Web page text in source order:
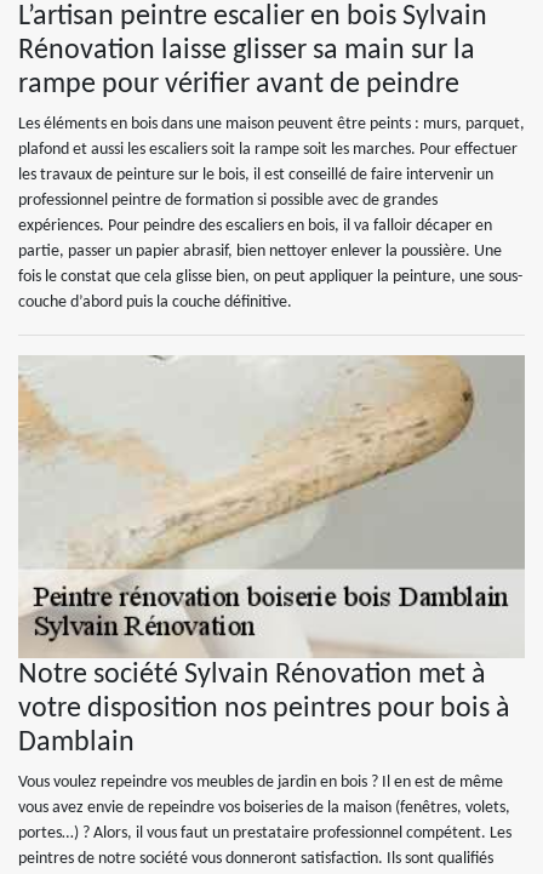
L’artisan peintre escalier en bois Sylvain
Rénovation laisse glisser sa main sur la
rampe pour vérifier avant de peindre
Les éléments en bois dans une maison peuvent être peints : murs, parquet,
plafond et aussi les escaliers soit la rampe soit les marches. Pour effectuer
les travaux de peinture sur le bois, il est conseillé de faire intervenir un
professionnel peintre de formation si possible avec de grandes
expériences. Pour peindre des escaliers en bois, il va falloir décaper en
partie, passer un papier abrasif, bien nettoyer enlever la poussière. Une
fois le constat que cela glisse bien, on peut appliquer la peinture, une sous-
couche d’abord puis la couche définitive.
Notre société Sylvain Rénovation met à
votre disposition nos peintres pour bois à
Damblain
Vous voulez repeindre vos meubles de jardin en bois ? Il en est de même
vous avez envie de repeindre vos boiseries de la maison (fenêtres, volets,
portes…) ? Alors, il vous faut un prestataire professionnel compétent. Les
peintres de notre société vous donneront satisfaction. Ils sont qualifiés